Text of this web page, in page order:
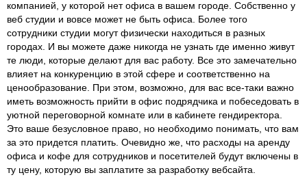
компанией, у которой нет офиса в вашем городе. Собственно у
веб студии и вовсе может не быть офиса. Более того
сотрудники студии могут физически находиться в разных
городах. И вы можете даже никогда не узнать где именно живут
те люди, которые делают для вас работу. Все это замечательно
влияет на конкуренцию в этой сфере и соответственно на
ценообразование. При этом, возможно, для вас все-таки важно
иметь возможность прийти в офис подрядчика и побеседовать в
уютной переговорной комнате или в кабинете гендиректора.
Это ваше безусловное право, но необходимо понимать, что вам
за это придется платить. Очевидно же, что расходы на аренду
офиса и кофе для сотрудников и посетителей будут включены в
ту цену, которую вы заплатите за разработку вебсайта.